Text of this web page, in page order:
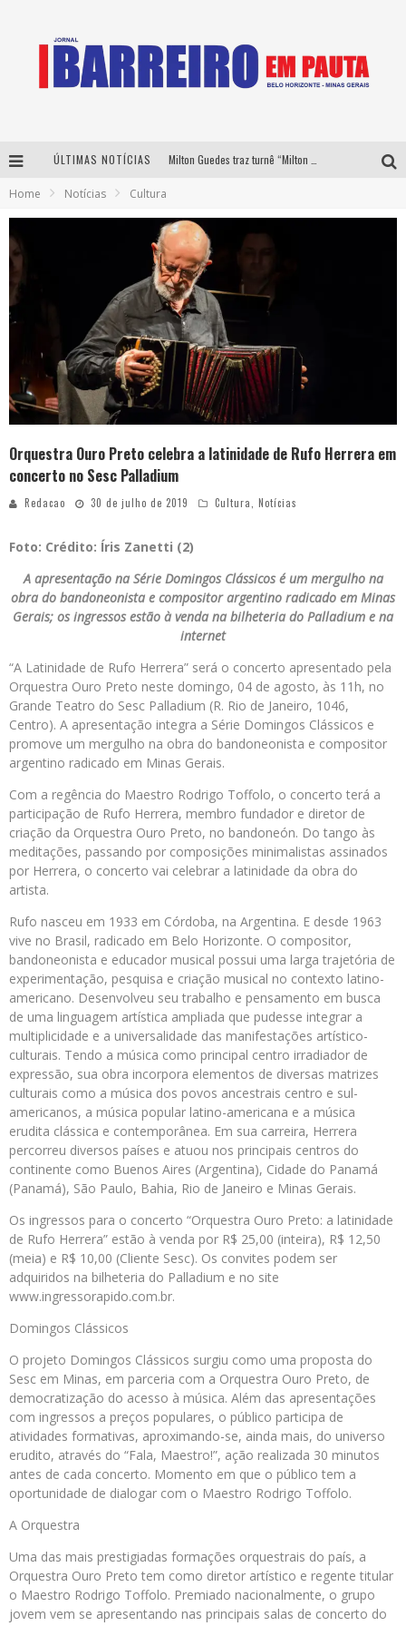
ÚLTIMAS NOTÍCIAS
Home Notícias Cultura
Orquestra Ouro Preto celebra a latinidade de Rufo Herrera em
concerto no Sesc Palladium
Redacao 30 de julho de 2019 Cultura, Notícias
Foto: Crédito: Íris Zanetti (2)
A apresentação na Série Domingos Clássicos é um mergulho na
obra do bandoneonista e compositor argentino radicado em Minas
Gerais; os ingressos estão à venda na bilheteria do Palladium e na
internet
“A Latinidade de Rufo Herrera” será o concerto apresentado pela
Orquestra Ouro Preto neste domingo, 04 de agosto, às 11h, no
Grande Teatro do Sesc Palladium (R. Rio de Janeiro, 1046,
Centro). A apresentação integra a Série Domingos Clássicos e
promove um mergulho na obra do bandoneonista e compositor
argentino radicado em Minas Gerais.
Com a regência do Maestro Rodrigo Toffolo, o concerto terá a
participação de Rufo Herrera, membro fundador e diretor de
criação da Orquestra Ouro Preto, no bandoneón. Do tango às
meditações, passando por composições minimalistas assinados
por Herrera, o concerto vai celebrar a latinidade da obra do
artista.
Rufo nasceu em 1933 em Córdoba, na Argentina. E desde 1963
vive no Brasil, radicado em Belo Horizonte. O compositor,
bandoneonista e educador musical possui uma larga trajetória de
experimentação, pesquisa e criação musical no contexto latino-
americano. Desenvolveu seu trabalho e pensamento em busca
de uma linguagem artística ampliada que pudesse integrar a
multiplicidade e a universalidade das manifestações artístico-
culturais. Tendo a música como principal centro irradiador de
expressão, sua obra incorpora elementos de diversas matrizes
culturais como a música dos povos ancestrais centro e sul-
americanos, a música popular latino-americana e a música
erudita clássica e contemporânea. Em sua carreira, Herrera
percorreu diversos países e atuou nos principais centros do
continente como Buenos Aires (Argentina), Cidade do Panamá
(Panamá), São Paulo, Bahia, Rio de Janeiro e Minas Gerais.
Os ingressos para o concerto “Orquestra Ouro Preto: a latinidade
de Rufo Herrera” estão à venda por R$ 25,00 (inteira), R$ 12,50
(meia) e R$ 10,00 (Cliente Sesc). Os convites podem ser
adquiridos na bilheteria do Palladium e no site
www.ingressorapido.com.br.
Domingos Clássicos
O projeto Domingos Clássicos surgiu como uma proposta do
Sesc em Minas, em parceria com a Orquestra Ouro Preto, de
democratização do acesso à música. Além das apresentações
com ingressos a preços populares, o público participa de
atividades formativas, aproximando-se, ainda mais, do universo
erudito, através do “Fala, Maestro!”, ação realizada 30 minutos
antes de cada concerto. Momento em que o público tem a
oportunidade de dialogar com o Maestro Rodrigo Toffolo.
A Orquestra
Uma das mais prestigiadas formações orquestrais do país, a
Orquestra Ouro Preto tem como diretor artístico e regente titular
o Maestro Rodrigo Toffolo. Premiado nacionalmente, o grupo
jovem vem se apresentando nas principais salas de concerto do